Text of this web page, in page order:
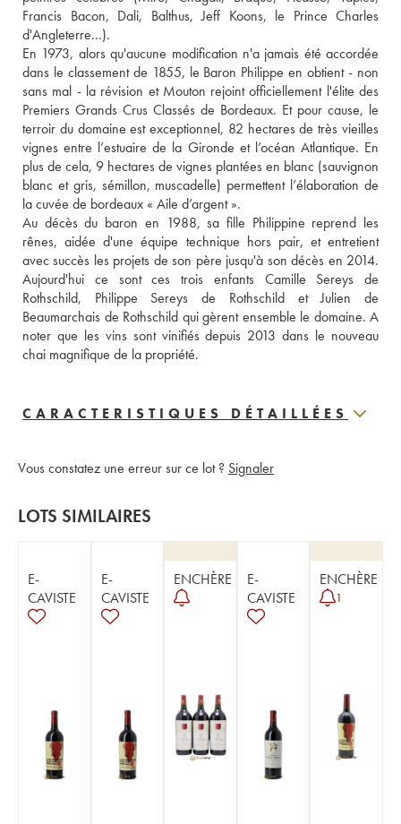
Francis Bacon, Dali, Balthus, Jeff Koons, le Prince Charles
d'Angleterre...).
En 1973, alors qu'aucune modification n'a jamais été accordée
dans le classement de 1855, le Baron Philippe en obtient - non
sans mal - la révision et Mouton rejoint officiellement l'élite des
Premiers Grands Crus Classés de Bordeaux. Et pour cause, le
terroir du domaine est exceptionnel, 82 hectares de très vieilles
vignes entre l’estuaire de la Gironde et l’océan Atlantique. En
plus de cela, 9 hectares de vignes plantées en blanc (sauvignon
blanc et gris, sémillon, muscadelle) permettent l’élaboration de
la cuvée de bordeaux « Aile d’argent ».
Au décès du baron en 1988, sa fille Philippine reprend les
rênes, aidée d'une équipe technique hors pair, et entretient
avec succès les projets de son père jusqu'à son décès en 2014.
Aujourd'hui ce sont ces trois enfants Camille Sereys de
Rothschild, Philippe Sereys de Rothschild et Julien de
Beaumarchais de Rothschild qui gèrent ensemble le domaine. A
noter que les vins sont vinifiés depuis 2013 dans le nouveau
chai magnifique de la propriété.
CARACTERISTIQUES DÉTAILLÉES
Vous constatez une erreur sur ce lot ? Signaler
LOTS SIMILAIRES
E-
CAVISTE
E-
CAVISTE
ENCHÈRE
E-
CAVISTE
ENCHÈRE
1